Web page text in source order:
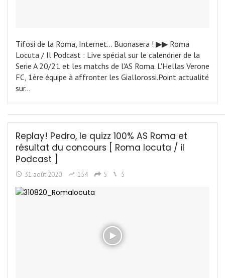
Tifosi de la Roma, Internet... Buonasera ! ▶︎▶︎ Roma
Locuta / Il Podcast : Live spécial sur le calendrier de la
Serie A 20/21 et les matchs de l'AS Roma. L'Hellas Verone
FC, 1ère équipe à affronter les Giallorossi.Point actualité
sur…
Replay! Pedro, le quizz 100% AS Roma et
résultat du concours [ Roma locuta / il
Podcast ]
31 août 2020 154 5 5